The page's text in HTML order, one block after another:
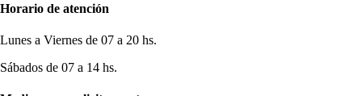
Horario de atención
Lunes a Viernes de 07 a 20 hs.
Sábados de 07 a 14 hs.